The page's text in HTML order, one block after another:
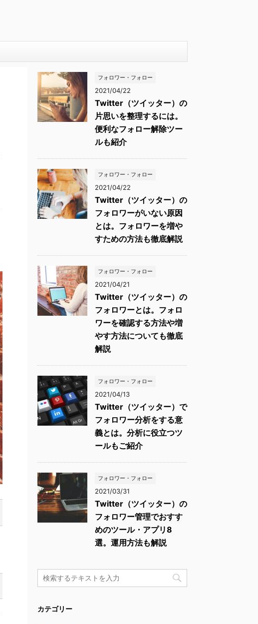
フォロワー・フォロー
2021/04/22
Twitter（ツイッター）の
片思いを整理するには。
便利なフォロー解除ツー
ルも紹介
フォロワー・フォロー
2021/04/22
Twitter（ツイッター）の
フォロワーがいない原因
とは。フォロワーを増や
すための方法も徹底解説
フォロワー・フォロー
2021/04/21
Twitter（ツイッター）の
フォロワーとは。フォロ
ワーを確認する方法や増
やす方法についても徹底
解説
フォロワー・フォロー
2021/04/13
Twitter（ツイッター）で
フォロワー分析をする意
義とは。分析に役立つツ
ールもご紹介
フォロワー・フォロー
2021/03/31
Twitter（ツイッター）の
フォロワー管理でおすす
めのツール・アプリ8
選。運用方法も解説
カテゴリー